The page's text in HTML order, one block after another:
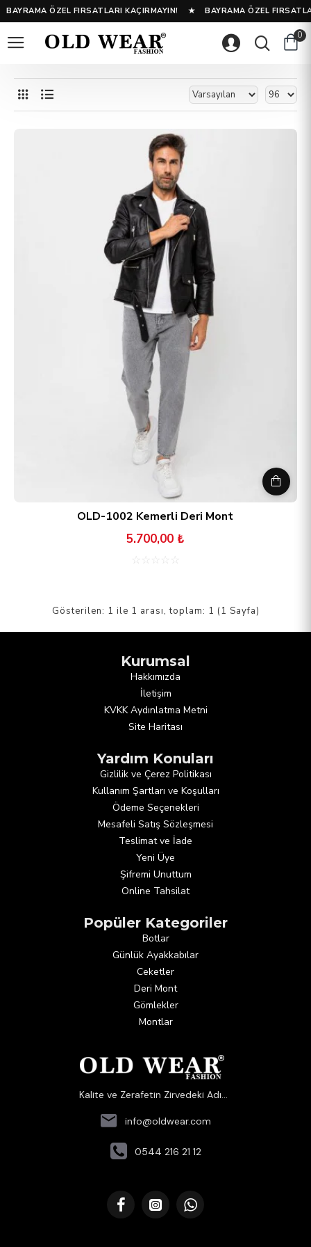
BAYRAMA ÖZEL FIRSATLARI KAÇIRMAYIN! ★ BAYRAMA ÖZEL
0
OLD-1002 Kemerli Deri Mont
5.700,00 ₺
Gösterilen: 1 ile 1 arası, toplam: 1 (1 Sayfa)
Kurumsal
Hakkımızda
İletişim
KVKK Aydınlatma Metni
Site Haritası
Yardım Konuları
Gizlilik ve Çerez Politikası
Kullanım Şartları ve Koşulları
Ödeme Seçenekleri
Mesafeli Satış Sözleşmesi
Teslimat ve İade
Yeni Üye
Şifremi Unuttum
Online Tahsilat
Popüler Kategoriler
Botlar
Günlük Ayakkabılar
Ceketler
Deri Mont
Gömlekler
Montlar
Kalite ve Zerafetin Zirvedeki Adı...
info@oldwear.com
0544 216 21 12